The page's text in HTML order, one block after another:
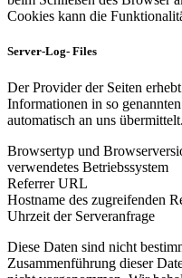
Cookies kann die
Server-Log- Files
Der Provider der Seiten
Informationen in so
automatisch an uns
Browsertyp und
verwendetes Betriebssystem
Referrer URL
Hostname des zugreifenden
Uhrzeit der Serveranfrage
Diese Daten sind nicht
Zusammenführung dieser